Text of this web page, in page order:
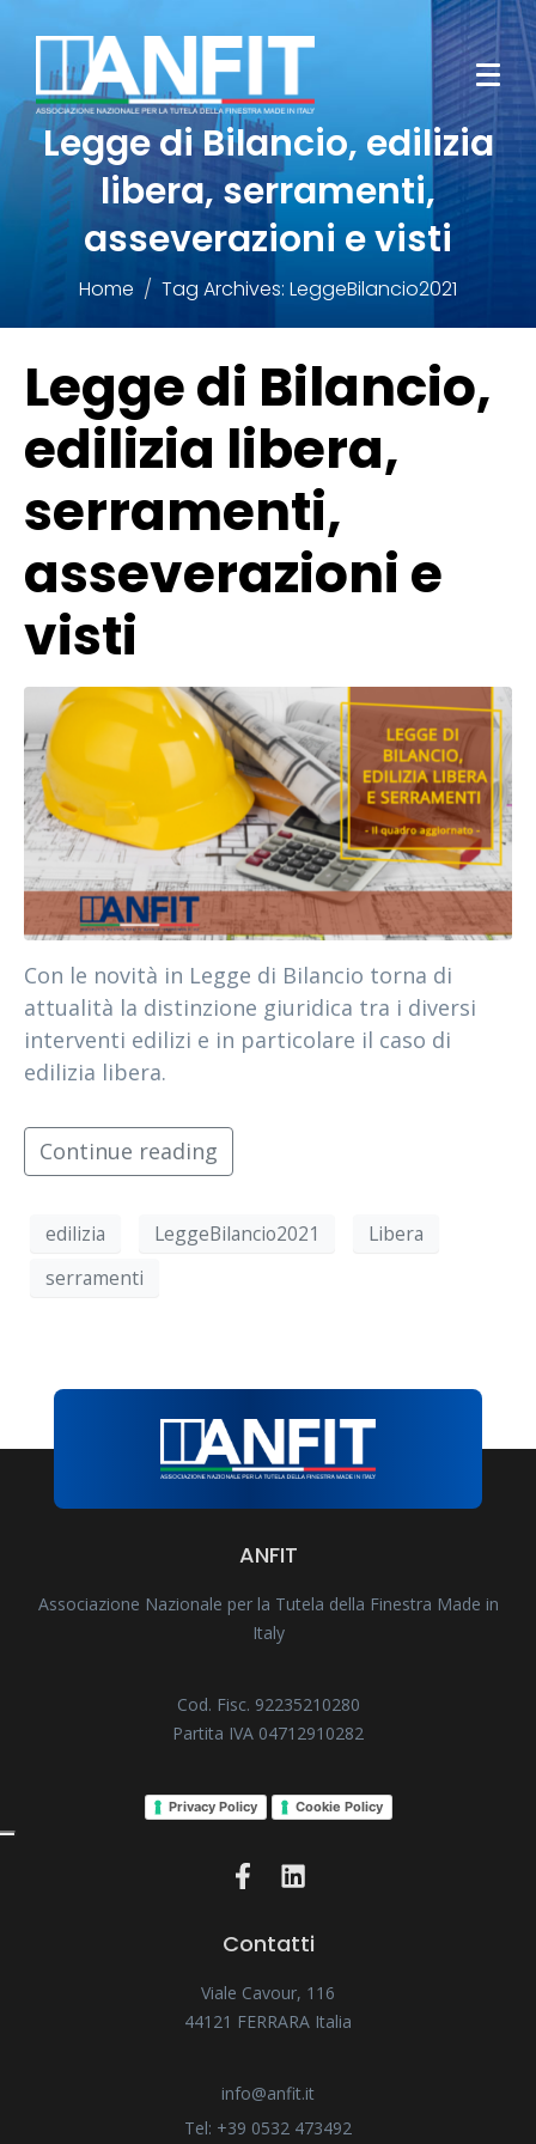
Legge di Bilancio, edilizia
libera, serramenti,
asseverazioni e visti
Home Tag Archives: LeggeBilancio2021
Legge di Bilancio,
edilizia libera,
serramenti,
asseverazioni e
visti
Con le novità in Legge di Bilancio torna di
attualità la distinzione giuridica tra i diversi
interventi edilizi e in particolare il caso di
edilizia libera.
Continue reading
edilizia LeggeBilancio2021
Libera
serramenti
ANFIT
Associazione Nazionale per la Tutela della Finestra Made in
Italy
Cod. Fisc. 92235210280
Partita IVA 04712910282
Privacy Policy Cookie Policy
Contatti
Viale Cavour, 116
44121 FERRARA Italia
info@anfit.it
Tel: +39 0532 473492